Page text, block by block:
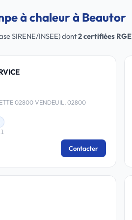
à chaleur à Beautor
SIRENE/INSEE) dont2 certifiées RGE
02800 VENDEUIL, 02800
Contacter